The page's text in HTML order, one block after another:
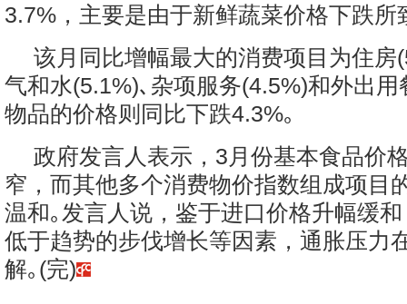
3.7%，主要是由于新鲜蔬菜价格下跌所
该月同比增幅最大的消费项目为住房
气和水(5.1%)､杂项服务(4.5%)和外出用
物品的价格则同比下跌4.3%｡
政府发言人表示，3月份基本食品价
窄，而其他多个消费物价指数组成项目
温和｡发言人说，鉴于进口价格升幅缓
低于趋势的步伐增长等因素，通胀压力
解｡(完)